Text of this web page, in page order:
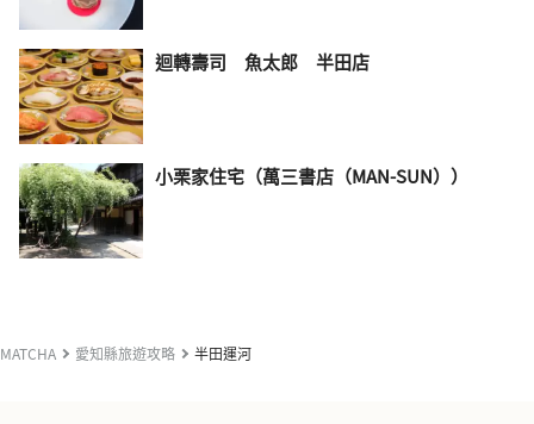
迴轉壽司 魚太郎 半田店
小栗家住宅（萬三書店（MAN-SUN））
MATCHA 愛知縣旅遊攻略 半田運河